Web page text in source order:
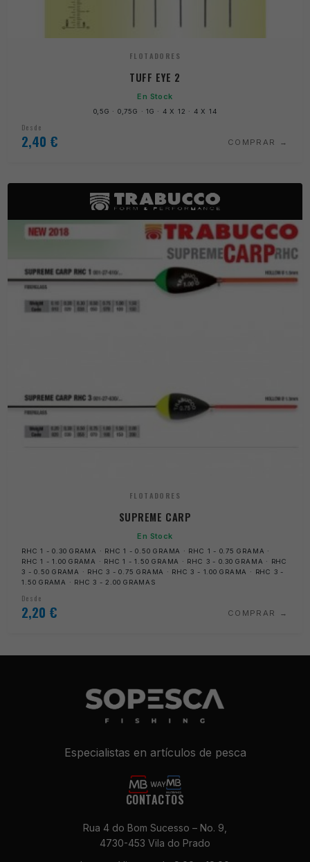
FLOTADORES
TUFF EYE 2
En Stock
0,5G · 0,75G · 1G · 4 X 12 · 4 X 14
Desde
2,40 € COMPRAR
FLOTADORES
SUPREME CARP
En Stock
RHC 1 - 0.30 GRAMA · RHC 1 - 0.50 GRAMA · RHC 1 - 0.75 GRAMA ·
RHC 1 - 1.00 GRAMA · RHC 1 - 1.50 GRAMA · RHC 3 - 0.30 GRAMA · RHC
3 - 0.50 GRAMA · RHC 3 - 0.75 GRAMA · RHC 3 - 1.00 GRAMA · RHC 3 -
1.50 GRAMA · RHC 3 - 2.00 GRAMAS
Desde
2,20 € COMPRAR
Especialistas en artículos de pesca
CONTACTOS
Rua 4 do Bom Sucesso – No. 9,
4730-453 Vila do Prado